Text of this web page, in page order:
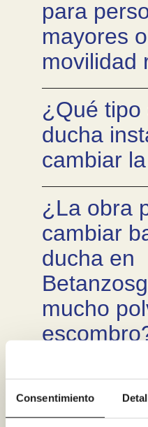
Consentimiento
para
mayores
movilidad
¿Qué tipo
ducha
cambiar
¿La obra
cambiar
ducha en
mucho
¿Retiráis
antigua y